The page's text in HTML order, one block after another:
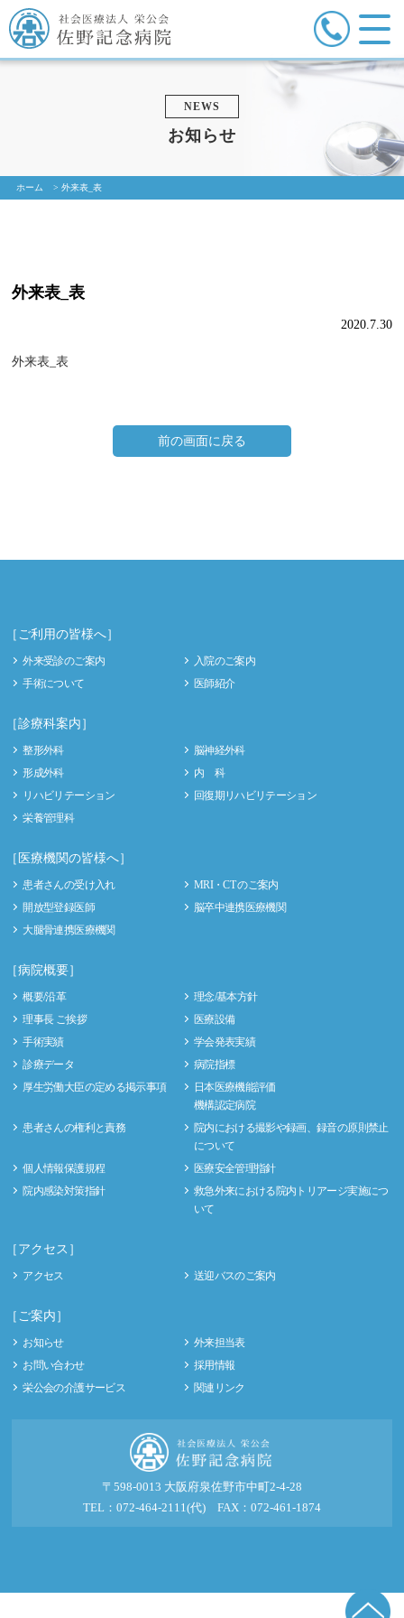
NEWS
お知らせ
ホーム >外来表_表
外来表_表
2020.7.30
外来表_表
前の画面に戻る
［ご利用の皆様へ］
外来受診のご案内
入院のご案内
手術について
医師紹介
［診療科案内］
整形外科
脳神経外科
形成外科
内 科
リハビリテーション
回復期リハビリテーション
栄養管理科
［医療機関の皆様へ］
患者さんの受け入れ
MRI・CT のご案内
開放型登録医師
脳卒中連携医療機関
大腿骨連携医療機関
［病院概要］
概要/沿革
理念/基本方針
理事長 ご挨拶
医療設備
手術実績
学会発表実績
診療データ
病院指標
厚生労働大臣の定める掲示事項
日本医療機能評価
機構認定病院
患者さんの権利と責務
院内における撮影や録画、録音の原則禁止
について
個人情報保護規程
医療安全管理指針
院内感染対策指針
救急外来における院内トリアージ実施につ
いて
［アクセス］
アクセス 送迎バスのご案内
［ご案内］
お知らせ
外来担当表
お問い合わせ
採用情報
栄公会の介護サービス
関連リンク
〒598-0013 大阪府泉佐野市中町2-4-28
TEL：072-464-2111(代) FAX：072-461-1874